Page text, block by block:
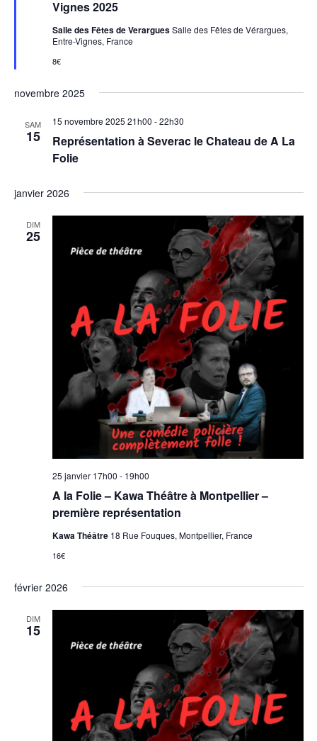
Vignes 2025
e
n
a
v
a
Salle des Fêtes de VerarguesSalle des Fêtes de Vérargues,
Entre-Vignes, France
8€
novembre 2025
SAM
15
Représentation à Severac le Chateau de A La
Folie
15 novembre 2025 21h00 -22h30
janvier 2026
DIM
25
A la Folie – Kawa Théâtre à Montpellier –
première représentation
25 janvier 17h00 - 19h00
Kawa Théâtre 18 Rue Fouques, Montpellier, France
16€
février 2026
DIM
15